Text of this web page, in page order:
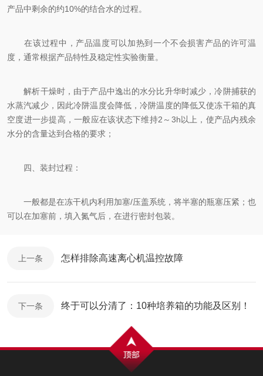
产品中剩余的约10%的结合水的过程。
在该过程中，产品温度可以加热到一个不会损害产品的许可温
度，通常根据产品特性及稳定性实验衡量。
解析干燥时，由于产品中逸出的水分比升华时减少，冷阱捕获的
水蒸汽减少，因此冷阱温度会降低，冷阱温度的降低又使冻干箱的真
空度进一步提高，一般应在该状态下维持2～3h以上，使产品内残余
水分的含量达到合格的要求；
四、装封过程：
一般都是在冻干机内利用加塞/压盖系统，将半塞的瓶塞压紧；也
可以在加塞前，填入氮气后，在进行密封包装。
上一条 怎样排除高速离心机温控故障
下一条 终于可以分清了：10种培养箱的功能及区别！